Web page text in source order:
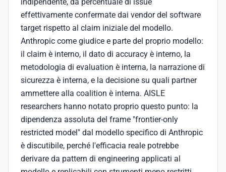
effettivamente confermate dai vendor del software
target rispetto al claim iniziale del modello.
Anthropic come giudice e parte del proprio modello:
il claim è interno, il dato di accuracy è interno, la
metodologia di evaluation è interna, la narrazione di
sicurezza è interna, e la decisione su quali partner
ammettere alla coalition è interna. AISLE
researchers hanno notato proprio questo punto: la
dipendenza assoluta del frame "frontier-only
restricted model" dal modello specifico di Anthropic
è discutibile, perché l'efficacia reale potrebbe
derivare da pattern di engineering applicati al